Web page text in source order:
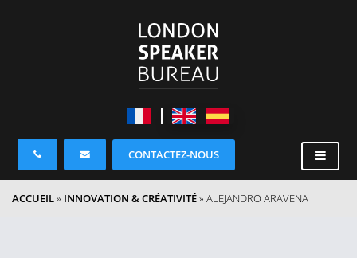
CONTACTEZ-NOUS
ACCUEIL» INNOVATION & CRÉATIVITÉ» ALEJANDRO ARAVENA